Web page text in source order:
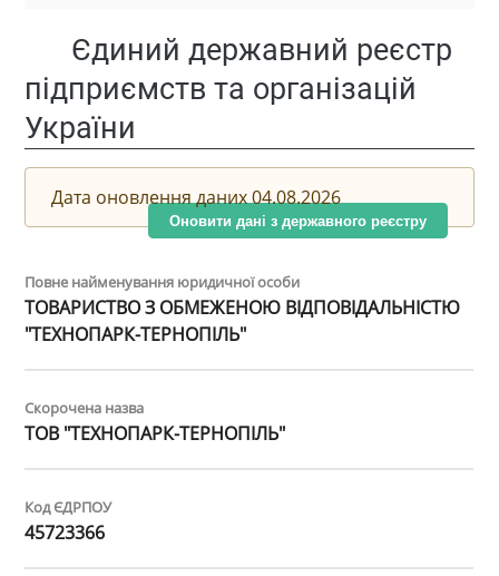
Єдиний державний реєстр
підприємств та організацій
України
Дата оновлення даних 04.08.2026
Оновити дані з державного реєстру
Повне найменування юридичної особи
ТОВАРИСТВО З ОБМЕЖЕНОЮ ВІДПОВІДАЛЬНІСТЮ
"ТЕХНОПАРК-ТЕРНОПІЛЬ"
Скорочена назва
ТОВ "ТЕХНОПАРК-ТЕРНОПІЛЬ"
Код ЄДРПОУ
45723366